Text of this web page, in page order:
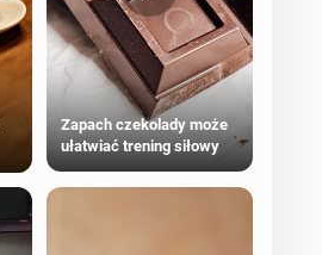
Zapach czekolady może
ułatwiać trening siłowy